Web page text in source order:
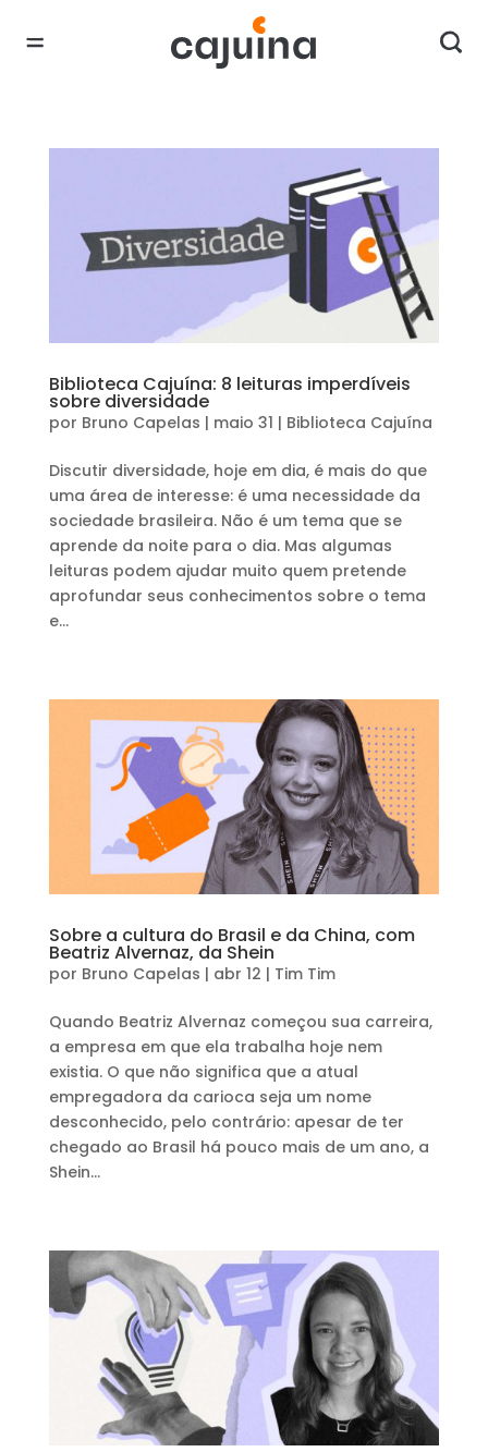
Biblioteca Cajuína: 8 leituras imperdíveis
sobre diversidade
por Bruno Capelas | maio 31 | Biblioteca Cajuína
Discutir diversidade, hoje em dia, é mais do que
uma área de interesse: é uma necessidade da
sociedade brasileira. Não é um tema que se
aprende da noite para o dia. Mas algumas
leituras podem ajudar muito quem pretende
aprofundar seus conhecimentos sobre o tema
e...
Sobre a cultura do Brasil e da China, com
Beatriz Alvernaz, da Shein
por Bruno Capelas | abr 12 | Tim Tim
Quando Beatriz Alvernaz começou sua carreira,
a empresa em que ela trabalha hoje nem
existia. O que não significa que a atual
empregadora da carioca seja um nome
desconhecido, pelo contrário: apesar de ter
chegado ao Brasil há pouco mais de um ano, a
Shein...